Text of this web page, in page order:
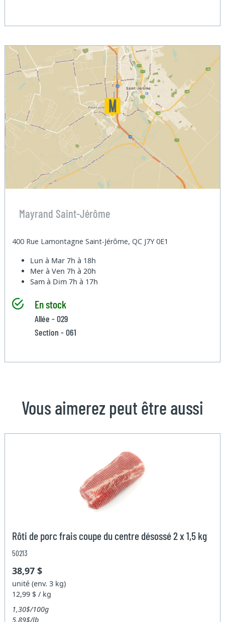
Mayrand Saint-Jérôme
400 Rue Lamontagne Saint-Jérôme, QC J7Y 0E1
Lun à Mar7h à 18h
Mer à Ven7h à 20h
Sam à Dim7h à 17h
En stock
Allée - 029
Section - 061
Vous aimerez peut être aussi
Rôti de porc frais coupe du centre désossé 2 x 1,5 kg
50213
38,97 $
unité (env. 3 kg)
12,99 $ / kg
1,30$/100g
5,89$/lb